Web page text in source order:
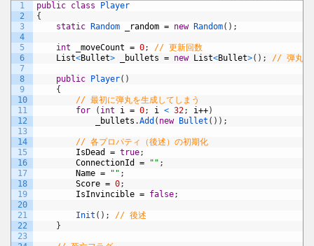
1
2
3
4
5
6
7
8
9
10
11
12
13
14
15
16
17
18
19
20
21
22
23
public class
Player
{
static
Random _random = new Random( ) ;
int _moveCount = 0;
// 更新回数
List<Bullet> _bullets = new List<Bullet>( ) ; // 弾丸
public Player( )
{
// 最初に弾丸を生成してしまう
for
( int i = 0; i < 32; i++)
_bullets .Add ( new Bullet ( ) ) ;
// 各プロパティ（後述）の初期化
IsDead
= true;
ConnectionId
= "" ;
Name = "" ;
Score = 0;
IsInvincible = false;
Init ( ) ;
// 後述
}